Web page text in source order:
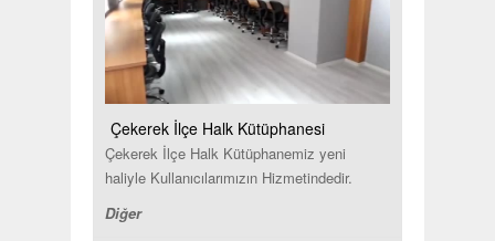
Çekerek İlçe Halk Kütüphanesi
Çekerek İlçe Halk Kütüphanemiz yeni
haliyle Kullanıcılarımızın Hizmetindedir.
Diğer